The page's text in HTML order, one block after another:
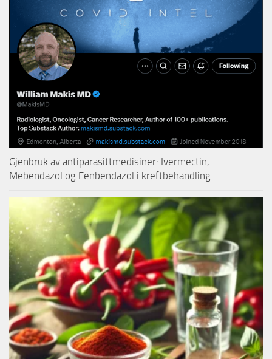
Gjenbruk av antiparasittmedisiner: Ivermectin,
Mebendazol og Fenbendazol i kreftbehandling